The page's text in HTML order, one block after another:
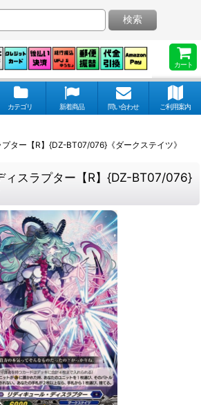
カート
検索
カテゴリ 新着商品 問い合わせ ご利用案内
ター【R】{DZ-BT07/076}《ダークステイツ》
ィスラプター【R】{DZ-BT07/076}